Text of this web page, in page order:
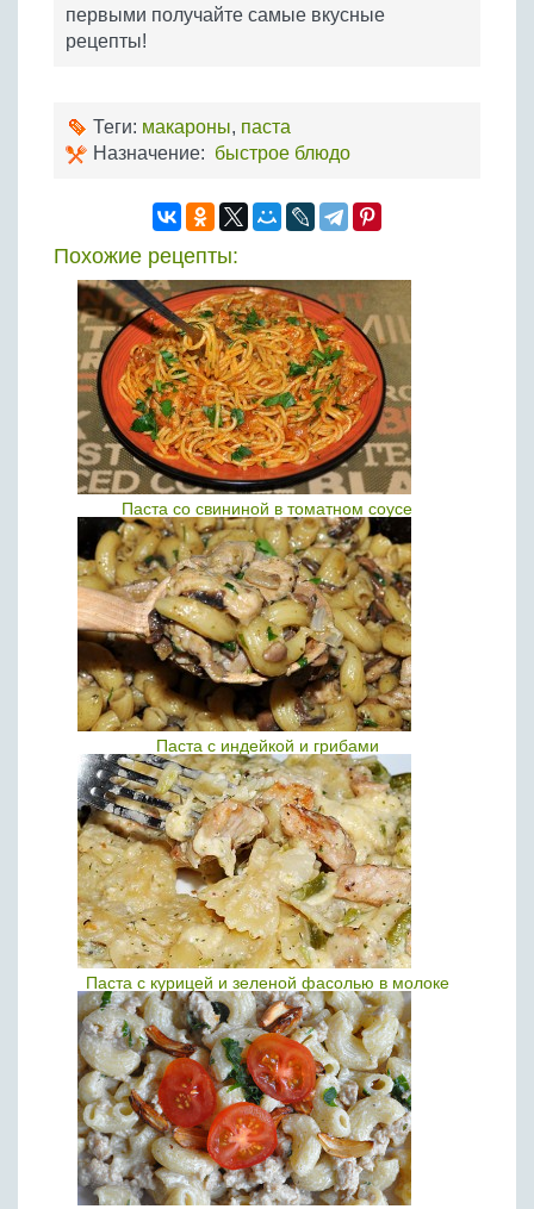
первыми получайте самые вкусные
рецепты!
Теги: макароны, паста
Назначение: быстрое блюдо
Похожие рецепты:
Паста со свининой в томатном соусе
Паста с индейкой и грибами
Паста с курицей и зеленой фасолью в молоке